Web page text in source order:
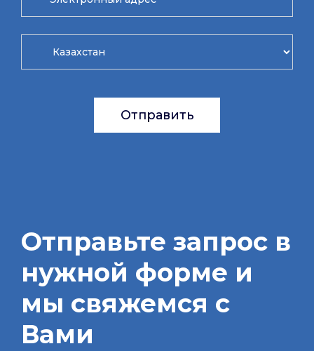
Отправить
Отправьте запрос в
нужной форме и
мы свяжемся с
Вами